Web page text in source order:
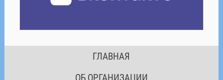
ГЛАВНАЯ